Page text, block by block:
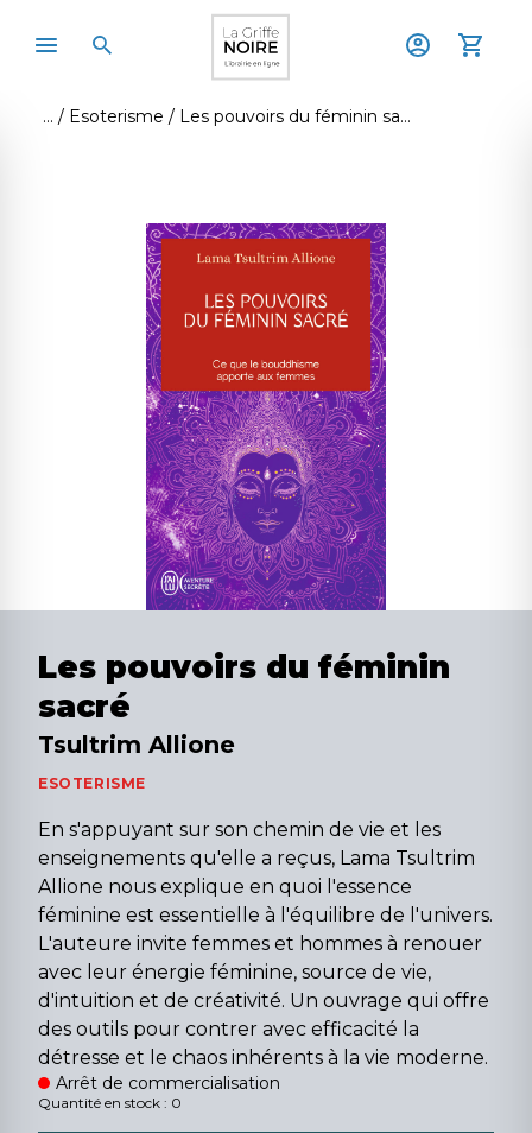
Esoterisme Les pouvoirs du féminin sacré
Les pouvoirs du féminin
sacré
Tsultrim Allione
ESOTERISME
En s'appuyant sur son chemin de vie et les
enseignements qu'elle a reçus, Lama Tsultrim
Allione nous explique en quoi l'essence
féminine est essentielle à l'équilibre de l'univers.
L'auteure invite femmes et hommes à renouer
avec leur énergie féminine, source de vie,
d'intuition et de créativité. Un ouvrage qui offre
des outils pour contrer avec efficacité la
détresse et le chaos inhérents à la vie moderne.
Arrêt de commercialisation
Quantité en stock : 0